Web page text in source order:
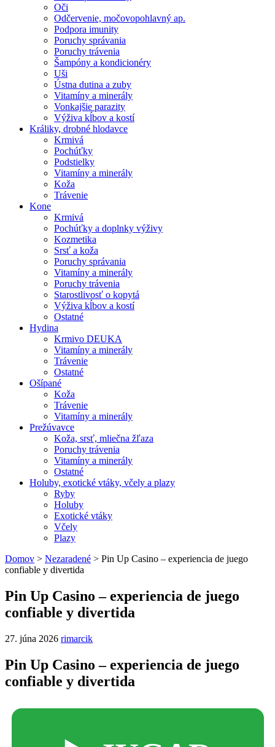
Oči
Odčervenie, močovopohlavný ap.
Podpora imunity
Poruchy správania
Poruchy trávenia
Šampóny a kondicionéry
Uši
Ústna dutina a zuby
Vitamíny a minerály
Vonkajšie parazity
Výživa kĺbov a kostí
Králiky, drobné hlodavce
Krmivá
Pochúťky
Podstielky
Vitamíny a minerály
Koža
Trávenie
Kone
Krmivá
Pochúťky a doplnky výživy
Kozmetika
Srsť a koža
Poruchy správania
Vitamíny a minerály
Poruchy trávenia
Starostlivosť o kopytá
Výživa kĺbov a kostí
Ostatné
Hydina
Krmivo DEUKA
Vitamíny a minerály
Trávenie
Ostatné
Ošípané
Koža
Trávenie
Vitamíny a minerály
Prežúvavce
Koža, srsť, mliečna žľaza
Poruchy trávenia
Vitamíny a minerály
Ostatné
Holuby, exotické vtáky, včely a plazy
Ryby
Holuby
Exotické vtáky
Včely
Plazy
Domov > Nezaradené > Pin Up Casino – experiencia de juego
confiable y divertida
Pin Up Casino – experiencia de juego
confiable y divertida
27. júna 2026 rimarcik
Pin Up Casino – experiencia de juego
confiable y divertida